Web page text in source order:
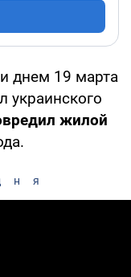
днем 19 марта
украинского
жилой